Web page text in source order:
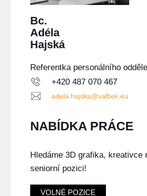
Bc.
Adéla
Hajská
Referentka personálního
+420 487 070 467
adela.hajska@valbek.eu
NABÍDKA PRÁCE
Hledáme 3D grafika, kreativce
seniorní pozici!
VOLNÉ POZICE